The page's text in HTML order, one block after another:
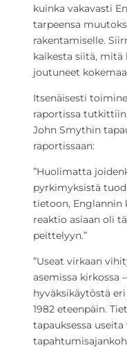
kuinka vakavasti
tarpeensa
rakentamiselle.
kaikesta siitä,
joutuneet
Itsenäisesti
raportissa
John Smythin
raportissaan:
”Huolimatta
pyrkimyksistä
tietoon, Englannin
reaktio asiaan oli
peittelyyn.”
”Useat virkaan
asemissa kirkossa
hyväksikäytöstä
1982 eteenpäin.
tapauksessa